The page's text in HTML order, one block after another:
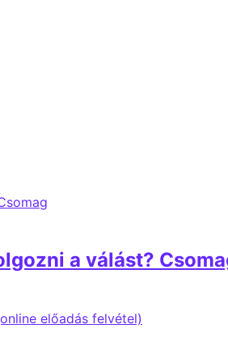
a válást?